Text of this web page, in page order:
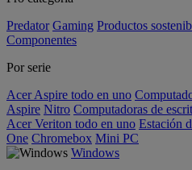
Predator Gaming Productos
Componentes
Por serie
Acer Aspire todo en uno
Aspire Nitro Computadoras de
Acer Veriton todo en uno Estación
One Chromebox Mini PC
Windows